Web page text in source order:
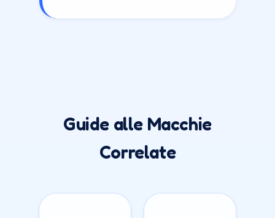
Guide alle Macchie
Correlate